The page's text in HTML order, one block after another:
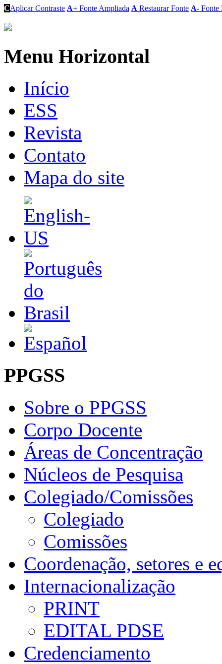
CAplicar Contraste A+ Fonte Ampliada A Restaurar Fonte A- Fonte
Menu Horizontal
Início
ESS
Revista
Contato
Mapa do site
PPGSS
Sobre o PPGSS
Corpo Docente
Áreas de Concentração
Núcleos de Pesquisa
Colegiado/Comissões
Colegiado
Comissões
Coordenação, setores e
Internacionalização
PRINT
EDITAL PDSE
Credenciamento